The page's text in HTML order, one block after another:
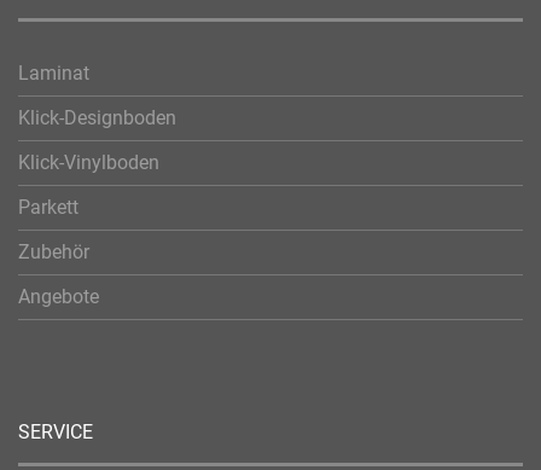
Laminat
Klick-Designboden
Klick-Vinylboden
Parkett
Zubehör
Angebote
SERVICE